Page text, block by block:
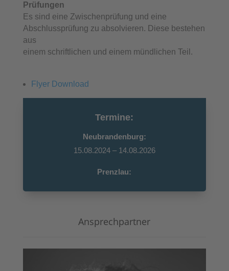
Prüfungen
Es sind eine Zwischenprüfung und eine
Abschlussprüfung zu absolvieren. Diese bestehen
aus
einem schriftlichen und einem mündlichen Teil.
Flyer Download
Termine:
Neubrandenburg:
15.08.2024 – 14.08.2026
Prenzlau:
Ansprechpartner